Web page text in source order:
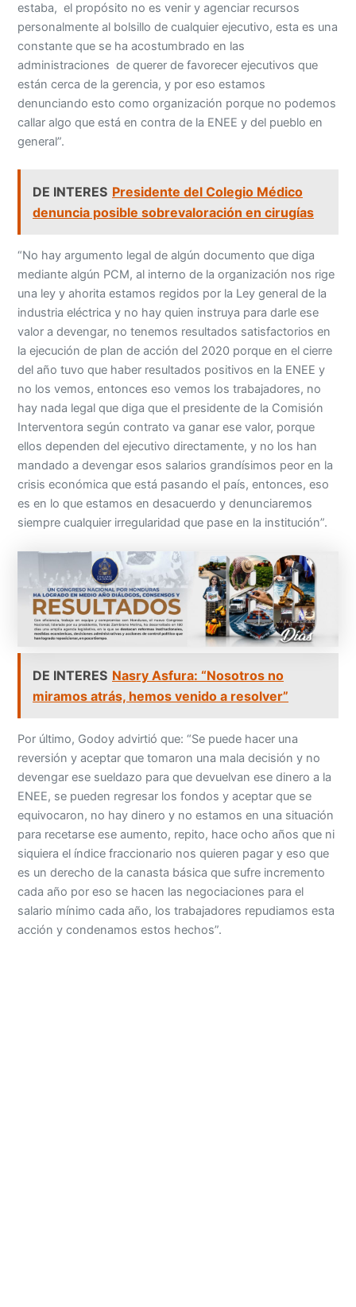
estaba, el propósito no es venir y agenciar recursos
personalmente al bolsillo de cualquier ejecutivo, esta es una
constante que se ha acostumbrado en las
administraciones de querer de favorecer ejecutivos que
están cerca de la gerencia, y por eso estamos
denunciando esto como organización porque no podemos
callar algo que está en contra de la ENEE y del pueblo en
general”.
DE INTERES Presidente del Colegio Médico
denuncia posible sobrevaloración en cirugías
“No hay argumento legal de algún documento que diga
mediante algún PCM, al interno de la organización nos rige
una ley y ahorita estamos regidos por la Ley general de la
industria eléctrica y no hay quien instruya para darle ese
valor a devengar, no tenemos resultados satisfactorios en
la ejecución de plan de acción del 2020 porque en el cierre
del año tuvo que haber resultados positivos en la ENEE y
no los vemos, entonces eso vemos los trabajadores, no
hay nada legal que diga que el presidente de la Comisión
Interventora según contrato va ganar ese valor, porque
ellos dependen del ejecutivo directamente, y no los han
mandado a devengar esos salarios grandísimos peor en la
crisis económica que está pasando el país, entonces, eso
es en lo que estamos en desacuerdo y denunciaremos
siempre cualquier irregularidad que pase en la institución”.
DE INTERES Nasry Asfura: “Nosotros no
miramos atrás, hemos venido a resolver”
Por último, Godoy advirtió que: “Se puede hacer una
reversión y aceptar que tomaron una mala decisión y no
devengar ese sueldazo para que devuelvan ese dinero a la
ENEE, se pueden regresar los fondos y aceptar que se
equivocaron, no hay dinero y no estamos en una situación
para recetarse ese aumento, repito, hace ocho años que ni
siquiera el índice fraccionario nos quieren pagar y eso que
es un derecho de la canasta básica que sufre incremento
cada año por eso se hacen las negociaciones para el
salario mínimo cada año, los trabajadores repudiamos esta
acción y condenamos estos hechos”.